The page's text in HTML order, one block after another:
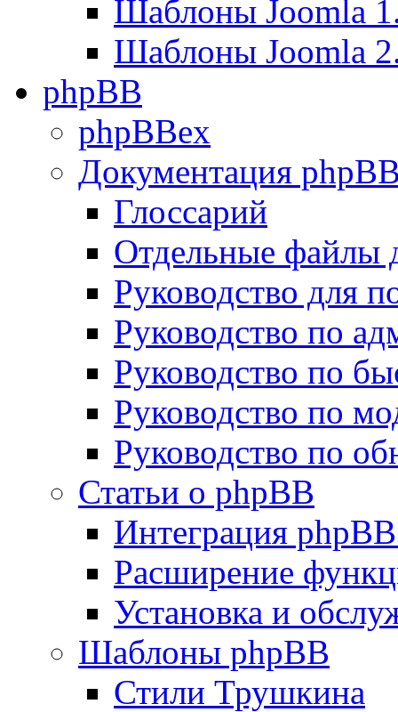
Шаблоны Joomla
Шаблоны Joomla
phpBB
phpBBex
Документация
Глоссарий
Отдельные файлы
Руководство для
Руководство по
Руководство по
Руководство по
Руководство по
Статьи о phpBB
Интеграция
Расширение
Установка и
Шаблоны phpBB
Стили Трушкина